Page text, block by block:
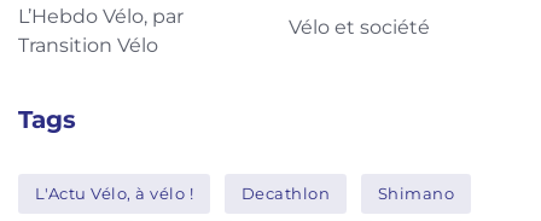
L’Hebdo Vélo, par
Transition Vélo
Vélo et société
Tags
L'Actu Vélo, à vélo ! Decathlon Shimano